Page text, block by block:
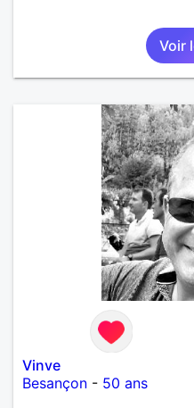
Voir
Vinve
Besançon - 50 ans